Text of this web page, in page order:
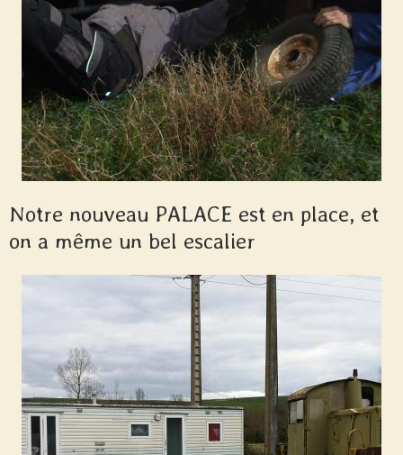
Notre nouveau PALACE est en place, et
on a même un bel escalier